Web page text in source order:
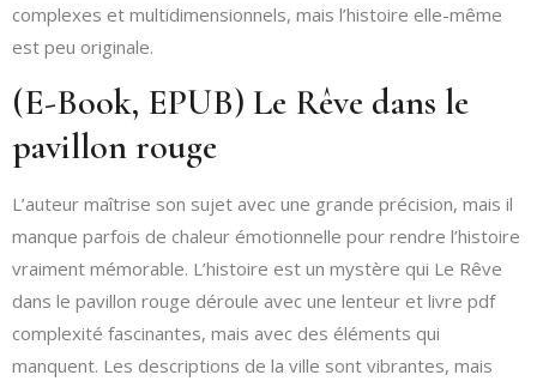
complexes et multidimensionnels, mais l’histoire elle-même
est peu originale.
(E-Book, EPUB) Le Rêve dans le
pavillon rouge
L’auteur maîtrise son sujet avec une grande précision, mais il
manque parfois de chaleur émotionnelle pour rendre l’histoire
vraiment mémorable. L’histoire est un mystère qui Le Rêve
dans le pavillon rouge déroule avec une lenteur et livre pdf
complexité fascinantes, mais avec des éléments qui
manquent. Les descriptions de la ville sont vibrantes, mais